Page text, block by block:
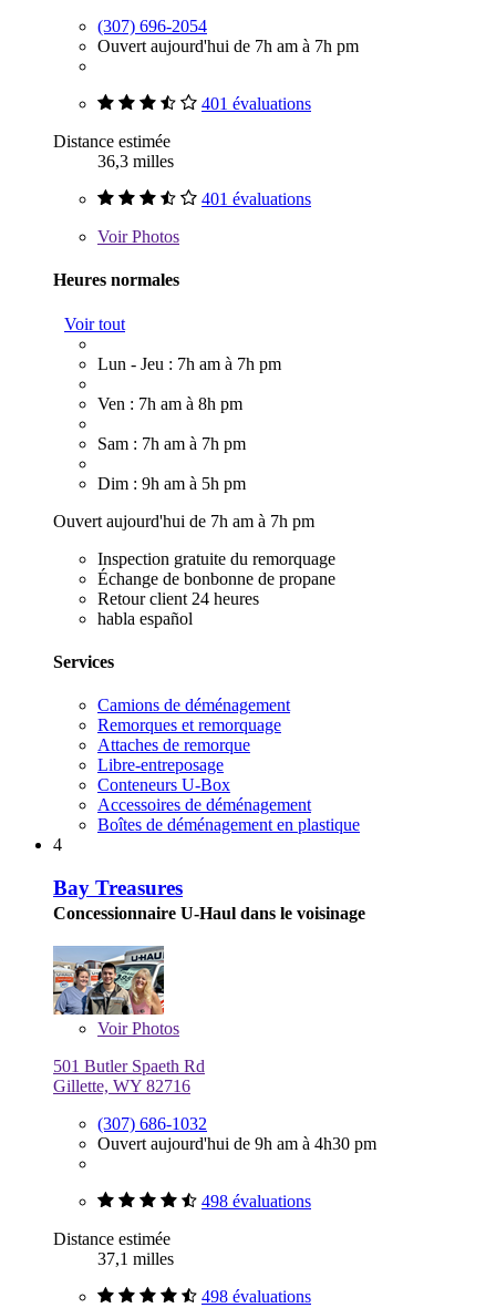
(307) 696-2054
Ouvert aujourd'hui de 7h am à 7h pm
401 évaluations
Distance estimée
36,3 milles
401 évaluations
VoirPhotos
Heures normales
Voir tout
Lun - Jeu : 7h am à 7h pm
Ven : 7h am à 8h pm
Sam : 7h am à 7h pm
Dim : 9h am à 5h pm
Ouvert aujourd'hui de 7h am à 7h pm
Inspection gratuite du remorquage
Échange de bonbonne de propane
Retour client 24 heures
habla español
Services
Camions de déménagement
Remorques et remorquage
Attaches de remorque
Libre-entreposage
Conteneurs U-Box
Accessoires de déménagement
Boîtes de déménagement en plastique
4
Bay Treasures
Concessionnaire U-Haul dans le voisinage
VoirPhotos
501 Butler Spaeth Rd
Gillette, WY 82716
(307) 686-1032
Ouvert aujourd'hui de 9h am à 4h30 pm
498 évaluations
Distance estimée
37,1 milles
498 évaluations